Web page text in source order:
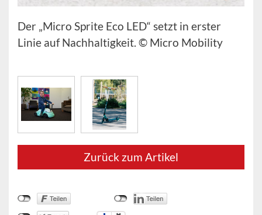
Der „Micro Sprite Eco LED“ setzt in erster
Linie auf Nachhaltigkeit. © Micro Mobility
Zurück zum Artikel